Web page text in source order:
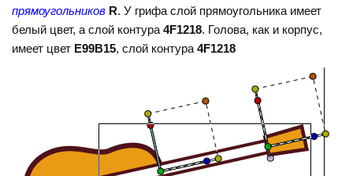
прямоугольников R. У грифа слой прямоугольника имеет
белый цвет, а слой контура4F1218. Голова, как и корпус,
имеет цвет E99B15, слой контура4F1218